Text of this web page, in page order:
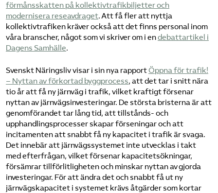
förmånsskatten på kollektivtrafikbiljetter och
modernisera reseavdraget​. Att få fler att nyttja
kollektivtrafiken kräver också att det finns personal inom
våra branscher, något som vi skriver om i en​debattartikel i
Dagens Samhälle​.
Svenskt Näringsliv visar i sin nya rapport​Öppna för trafik!
– Nyttan av förkortad byggprocess​, att det tar i snitt nära
tio år att få ny järnväg i trafik, vilket kraftigt försenar
nyttan av järnvägsinvesteringar. De största bristerna är att
genomförandet tar lång tid, att tillstånds- och
upphandlingsprocesser skapar förseningar och att
incitamenten att snabbt få ny kapacitet i trafik är svaga.
Det innebär att järnvägssystemet inte utvecklas i takt
med efterfrågan, vilket försenar kapacitetsökningar,
försämrar tillförlitligheten och minskar nyttan av gjorda
investeringar. För att ändra det och snabbt få ut ny
järnvägskapacitet i systemet krävs åtgärder som kortar